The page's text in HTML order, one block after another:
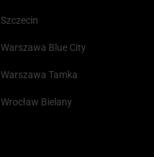
Szczecin
Warszawa Blue City
Warszawa Tamka
Wrocław Bielany